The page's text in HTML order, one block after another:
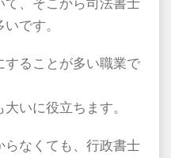
です。
ることが多い職業で
いに役立ちます。
らなくても、行政書士